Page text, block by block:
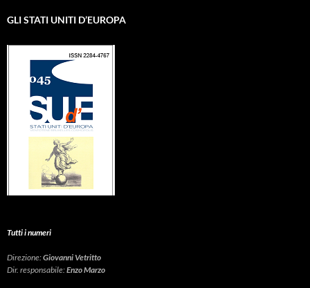
GLI STATI UNITI D’EUROPA
Tutti i numeri
Direzione:Giovanni Vetritto
Dir. responsabile:Enzo Marzo